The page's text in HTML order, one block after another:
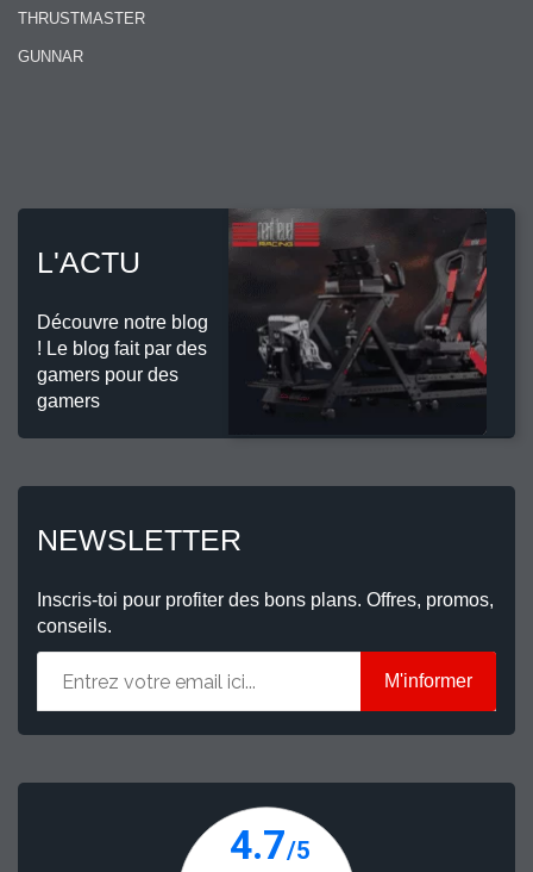
THRUSTMASTER
GUNNAR
L'ACTU
Découvre notre blog
! Le blog fait par des
gamers pour des
gamers
NEWSLETTER
Inscris-toi pour profiter des bons plans. Offres, promos,
conseils.
M'informer